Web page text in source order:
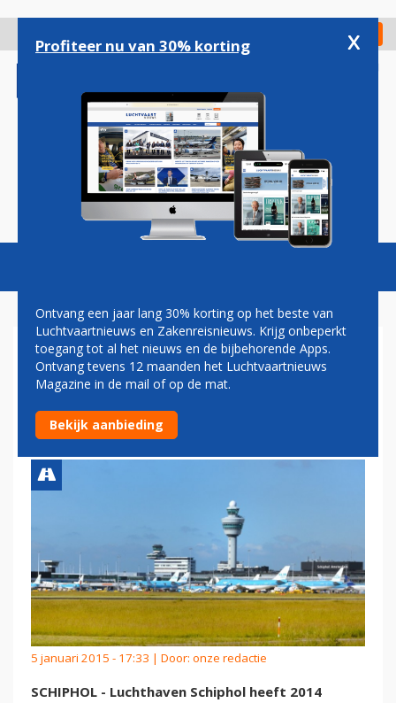
gaan
Check in
Magazine Podcasts Vacatures
SCHIPHOL VERWERKT
RECORDAANTAL VAN 55
MILJOEN PASSAGIERS
5 januari 2015 - 17:33 | Door: onze redactie
SCHIPHOL - Luchthaven Schiphol heeft 2014
Profiteer nu van 30% korting x
Ontvang een jaar lang 30% korting op het beste van
Luchtvaartnieuws en Zakenreisnieuws. Krijg onbeperkt
toegang tot al het nieuws en de bijbehorende Apps.
Ontvang tevens 12 maanden het Luchtvaartnieuws
Magazine in de mail of op de mat.
Bekijk aanbieding